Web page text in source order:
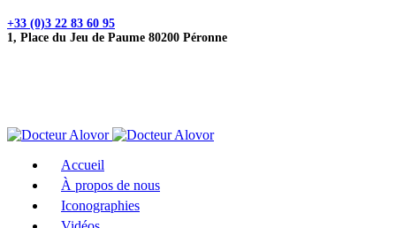
+33 (0)3 22 83 60 95
1, Place du Jeu de Paume 80200 Péronne
Accueil
À propos de nous
Iconographies